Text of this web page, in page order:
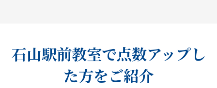
石山駅前教室で点数アップし
た方をご紹介